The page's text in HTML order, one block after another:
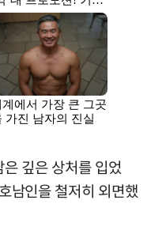
깊은 상처를 입었
남인을 철저히 외면했